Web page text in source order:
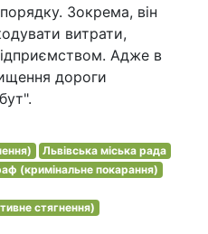
Зокрема, він
витрати,
Адже в
дороги
Львівська міська рада
(кримінальне покарання)
стягнення)